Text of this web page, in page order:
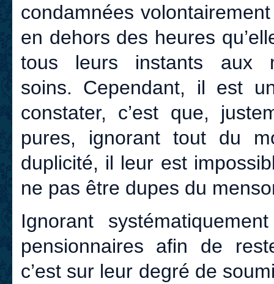
condamnées
en dehors des heures
tous leurs instants aux
soins. Cependant, il est
constater, c’est que,
pures, ignorant tout du
duplicité, il leur est
ne pas être dupes du
Ignorant
pensionnaires afin de
c’est sur leur degré de